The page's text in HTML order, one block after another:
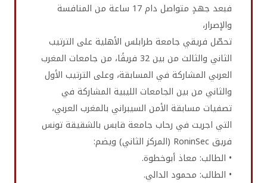
فبعد جهدٍ متواصل دام 17 ساعة من المنافسة
والإصرار،
تحصّل فريقي جامعة طرابلس الأهلية على الترتيب
الثاني والثالث من بين 32 فريقًا، من جامعات المغرب
العربي المشاركة في المسابقة، وعلى الترتيب الأول
والثاني من بين الجامعات الليبية المشاركة في
تصفيات مسابقة الأمن السيبراني بالمغرب العربي،
التي اجريت في رحاب جامعة قابس بالشقيقة تونس
فريق RoninSec (المركز الثاني) ويضم:
• الطالب: معاذ أبوخطوة.
• الطالب: محمود الدالي.